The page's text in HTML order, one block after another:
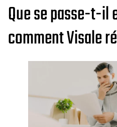
Que se passe-t-il
comment Visale